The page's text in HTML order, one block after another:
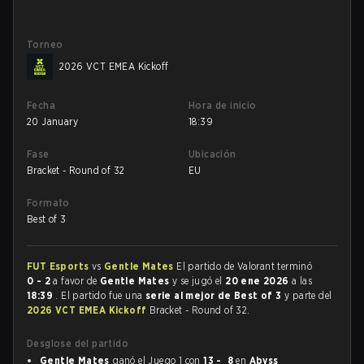
Torneo
2026 VCT EMEA Kickoff
Fecha
20 January
Hora de inicio
18:39
Fase
Bracket - Round of 32
Ubicación
EU
Formato
Best of 3
FUT Esports vs Gentle Mates El partido de Valorant terminó
0 - 2 a favor de Gentle Matesy se jugó el 20 ene 2026a las
18:39 . El partido fue una serie al mejor de Best of 3y parte del
2026 VCT EMEA Kickoff Bracket - Round of 32.
Desglose del partido
Gentle Mates ganó el Juego 1 con13 - 8 en Abyss